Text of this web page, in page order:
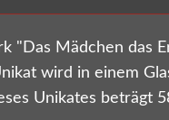
"Das Mädchen das
wird in einem
Unikates beträgt